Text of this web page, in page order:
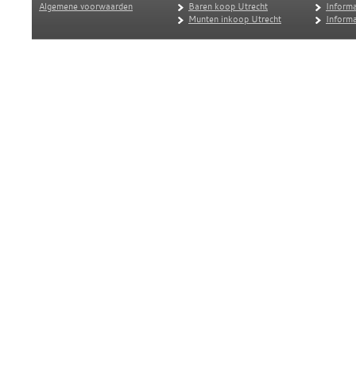
Algemene voorwaarden
Baren koop Utrecht
Munten inkoop Utrecht